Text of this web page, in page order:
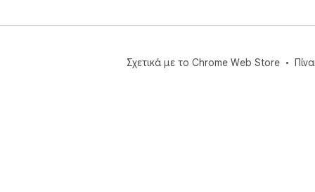
Σχετικά με το Chrome Web Store